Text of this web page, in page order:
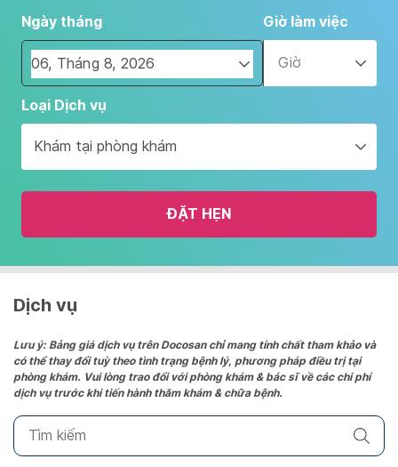
Ngày tháng
Navigate
forward
interact
with
the
and
date.
the
question
mark
to
Giờ làm việc
Giờ
Loại Dịch vụ
Khám tại phòng khám
ĐẶT HẸN
Dịch vụ
Lưu ý: Bảng giá dịch vụ trên Docosan chỉ mang tính chất tham khảo và
có thể thay đổi tuỳ theo tình trạng bệnh lý, phương pháp điều trị tại
phòng khám. Vui lòng trao đổi với phòng khám & bác sĩ về các chi phí
dịch vụ trước khi tiến hành thăm khám & chữa bệnh.